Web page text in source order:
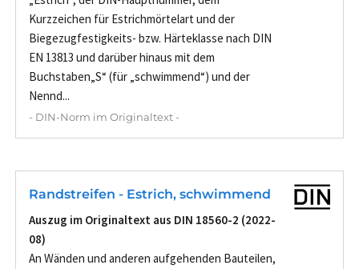
Kurzzeichen für Estrichmörtelart und der
Biegezugfestigkeits- bzw. Härteklasse nach DIN
EN 13813 und darüber hinaus mit dem
Buchstaben„S“ (für „schwimmend“) und der
Nennd...
- DIN-Norm im Originaltext -
Randstreifen - Estrich, schwimmend
Auszug im Originaltext aus DIN 18560-2 (2022-
08)
An Wänden und anderen aufgehenden Bauteilen,